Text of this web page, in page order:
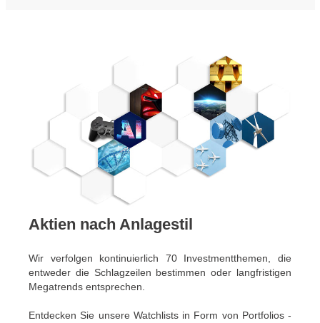
Aktien nach Anlagestil
Wir verfolgen kontinuierlich 70 Investmentthemen, die
entweder die Schlagzeilen bestimmen oder langfristigen
Megatrends entsprechen.
Entdecken Sie unsere Watchlists in Form von Portfolios -